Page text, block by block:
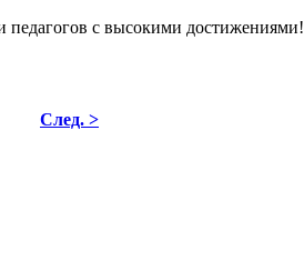
педагогов с высокими достижениями!
След. >